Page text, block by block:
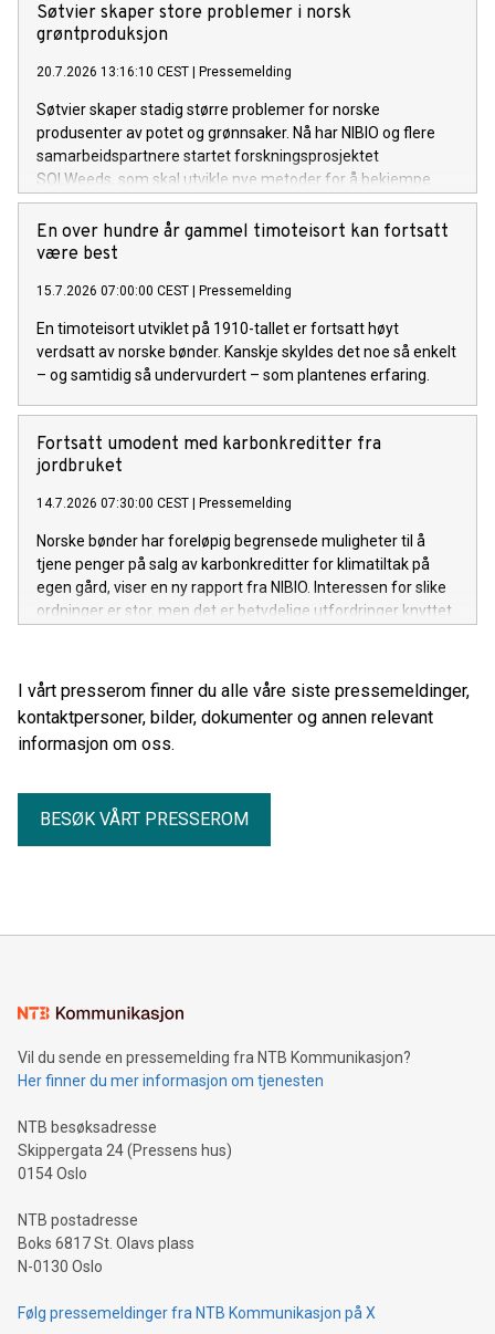
Søtvier skaper store problemer i norsk
grøntproduksjon
20.7.2026 13:16:10 CEST | Pressemelding
Søtvier skaper stadig større problemer for norske
produsenter av potet og grønnsaker. Nå har NIBIO og flere
samarbeidspartnere startet forskningsprosjektet
SOLWeeds, som skal utvikle nye metoder for å bekjempe
ugraset og redusere kostnadene for dyrkerne.
En over hundre år gammel timoteisort kan fortsatt
være best
15.7.2026 07:00:00 CEST | Pressemelding
En timoteisort utviklet på 1910-tallet er fortsatt høyt
verdsatt av norske bønder. Kanskje skyldes det noe så enkelt
– og samtidig så undervurdert – som plantenes erfaring.
Fortsatt umodent med karbonkreditter fra
jordbruket
14.7.2026 07:30:00 CEST | Pressemelding
Norske bønder har foreløpig begrensede muligheter til å
tjene penger på salg av karbonkreditter for klimatiltak på
egen gård, viser en ny rapport fra NIBIO. Interessen for slike
ordninger er stor, men det er betydelige utfordringer knyttet
I vårt presserom finner du alle våre siste pressemeldinger,
kontaktpersoner, bilder, dokumenter og annen relevant
informasjon om oss.
BESØK VÅRT PRESSEROM
Vil du sende en pressemelding fra NTB Kommunikasjon?
Her finner du mer informasjon om tjenesten
NTB besøksadresse
Skippergata 24 (Pressens hus)
0154 Oslo
NTB postadresse
Boks 6817 St. Olavs plass
N-0130 Oslo
Følg pressemeldinger fra NTB Kommunikasjon på X